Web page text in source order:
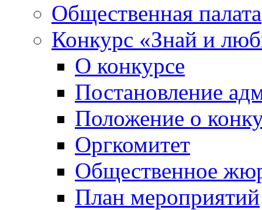
Общественная палата
Конкурс «Знай и
О конкурсе
Постановление
Положение о
Оргкомитет
Общественное
План мероприятий